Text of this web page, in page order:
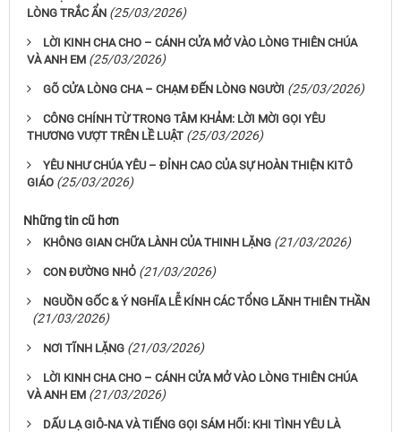
LÒNG TRẮC ẨN (25/03/2026)
LỜI KINH CHA CHO – CÁNH CỬA MỞ VÀO LÒNG THIÊN CHÚA
VÀ ANH EM (25/03/2026)
GÕ CỬA LÒNG CHA – CHẠM ĐẾN LÒNG NGƯỜI (25/03/2026)
CÔNG CHÍNH TỪ TRONG TÂM KHẢM: LỜI MỜI GỌI YÊU
THƯƠNG VƯỢT TRÊN LỀ LUẬT (25/03/2026)
YÊU NHƯ CHÚA YÊU – ĐỈNH CAO CỦA SỰ HOÀN THIỆN KITÔ
GIÁO (25/03/2026)
Những tin cũ hơn
KHÔNG GIAN CHỮA LÀNH CỦA THINH LẶNG (21/03/2026)
CON ĐƯỜNG NHỎ (21/03/2026)
NGUỒN GỐC & Ý NGHĨA LỄ KÍNH CÁC TỔNG LÃNH THIÊN THẦN
(21/03/2026)
NƠI TĨNH LẶNG (21/03/2026)
LỜI KINH CHA CHO – CÁNH CỬA MỞ VÀO LÒNG THIÊN CHÚA
VÀ ANH EM (21/03/2026)
DẤU LẠ GIÔ-NA VÀ TIẾNG GỌI SÁM HỐI: KHI TÌNH YÊU LÀ